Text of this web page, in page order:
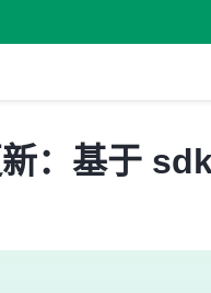
：基于